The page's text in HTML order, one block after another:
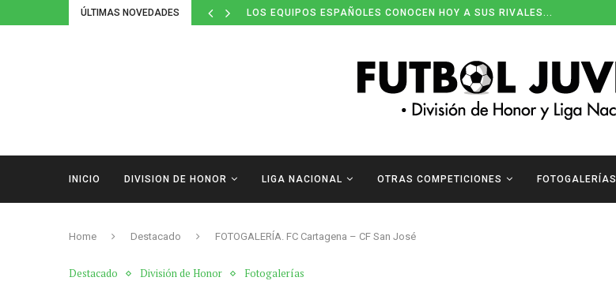
ÚLTIMAS NOVEDADES LOS EQUIPOS ESPAÑOLES CONOCEN HOY A SUS RIVALES...
INICIO DIVISION DE HONOR LIGA NACIONAL OTRAS COMPETICIONES FOTOGALERÍAS
Home Destacado FOTOGALERÍA. FC Cartagena – CF San José
Destacado División de Honor Fotogalerías